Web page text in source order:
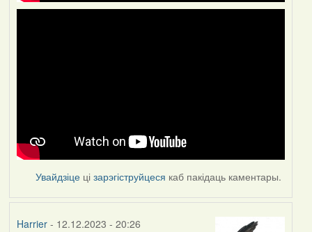
Увайдзіце цізарэгіструйцеся каб пакідаць каментары.
Harrier- 12.12.2023 - 20:26